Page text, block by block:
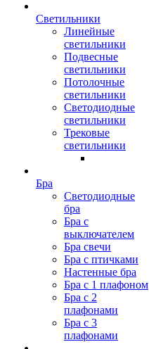
Светильники
Линейные
светильники
Подвесные
светильники
Потолочные
светильники
Светодиодные
светильники
Трековые
светильники
Бра
Светодиодные
бра
Бра с
выключателем
Бра свечи
Бра с птичками
Настенные бра
Бра с 1 плафоном
Бра с 2
плафонами
Бра с 3
плафонами